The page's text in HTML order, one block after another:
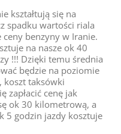
kształtują się na
spadku wartości riala
benzyny w Iranie.
na nasze ok 40
!!! Dzięki temu średnia
będzie na poziomie
koszt taksówki
zapłacić cenę jak
ok 30 kilometrową, a
5 godzin jazdy kosztuje